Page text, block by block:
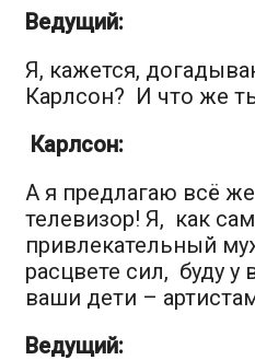
Ведущий:
Я, кажется,
Карлсон? И что же
Карлсон:
А я предлагаю всё
телевизор! Я, как
привлекательный
расцвете сил, буду у
ваши дети –
Ведущий: